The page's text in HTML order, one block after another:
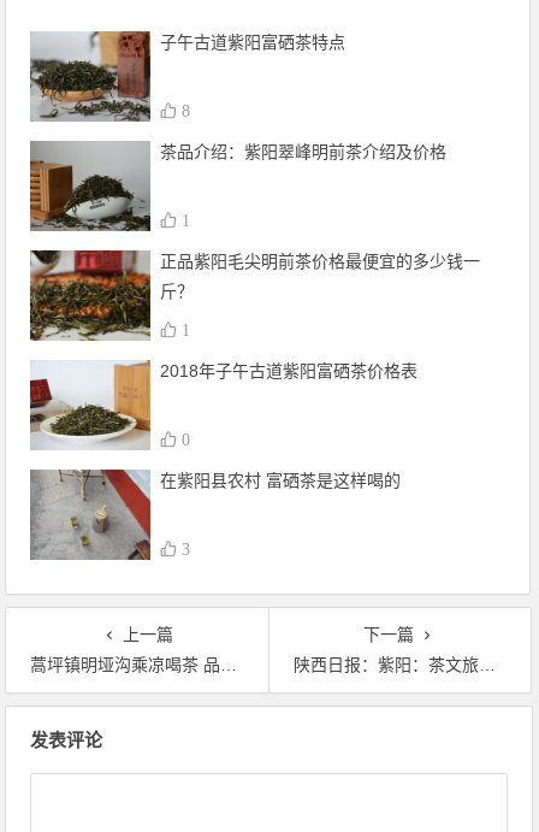
子午古道紫阳富硒茶特点
8
茶品介绍：紫阳翠峰明前茶介绍及价格
1
正品紫阳毛尖明前茶价格最便宜的多少钱一
斤？
1
2018年子午古道紫阳富硒茶价格表
0
在紫阳县农村 富硒茶是这样喝的
3
上一篇
蒿坪镇明垭沟乘凉喝茶 品柴火灶纯手工紫阳毛尖
下一篇
陕西日报：紫阳：茶文旅成功融合的“密码”
发表评论